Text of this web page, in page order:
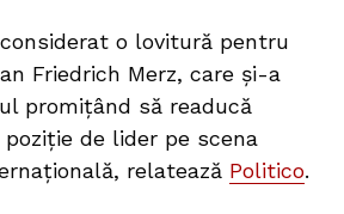
o lovitură pentru
Friedrich Merz, care și-a
promițând să readucă
de lider pe scena
relatează Politico.